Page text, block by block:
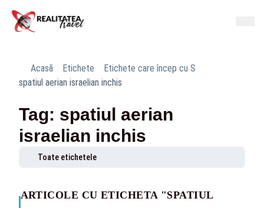
Acasă Etichete
Etichete care încep cu S
spatiul aerian israelian inchis
Tag: spatiul aerian
israelian inchis
Toate etichetele
ARTICOLE CU ETICHETA "SPATIUL